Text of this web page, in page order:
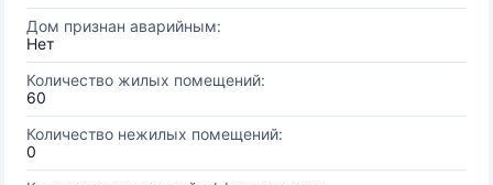
Дом признан аварийным:
Нет
Количество жилых помещений:
60
Количество нежилых помещений:
0